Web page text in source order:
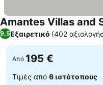
Amantes Villas and
9,5Εξαιρετικό (402
Από 195 €
Τιμές από 6 ιστότοπους